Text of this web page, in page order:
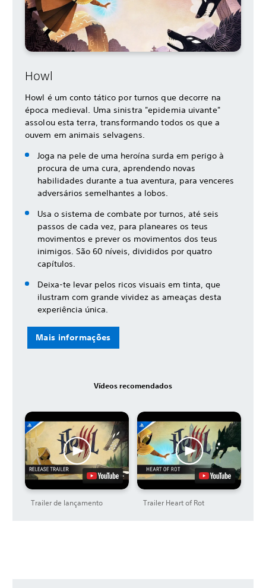
Howl
Howl é um conto tático por turnos que decorre na
época medieval. Uma sinistra "epidemia uivante"
assolou esta terra, transformando todos os que a
ouvem em animais selvagens.
Joga na pele de uma heroína surda em perigo à
procura de uma cura, aprendendo novas
habilidades durante a tua aventura, para venceres
adversários semelhantes a lobos.
Usa o sistema de combate por turnos, até seis
passos de cada vez, para planeares os teus
movimentos e prever os movimentos dos teus
inimigos. São 60 níveis, divididos por quatro
capítulos.
Deixa-te levar pelos ricos visuais em tinta, que
ilustram com grande vividez as ameaças desta
experiência única.
Mais informações
Vídeos recomendados
Trailer de lançamento Trailer Heart of Rot